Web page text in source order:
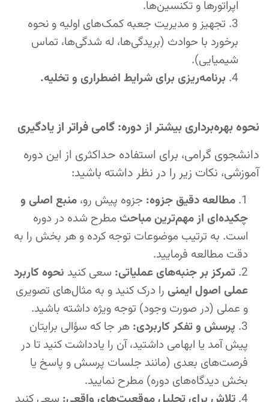
اپراتورها و تکنسین‌ها.
تجهیز و مدیریت جعبه کمک‌های اولیه و نحوه
برخورد با حوادث (بریدگی‌ها، له شدگی‌ها، تماس
شیمیایی).
برنامه‌ریزی برای شرایط اضطراری و تخلیه.
نحوه بهره‌برداری بیشتر از دوره: گامی فراتر از یادگیری
دانشجوی گرامی، برای استفاده حداکثری از این دوره
آموزشی، نکات زیر را در نظر داشته باشید:
مطالعه دقیق جزوه: جزوه پیش رو، منبع اصلی و
چکیده‌ای از مهم‌ترین مباحثمطرح شده در دوره
است. به ترتیب موضوعات توجه کرده و هر بخش را به
دقت مطالعه فرمایید.
تمرکز بر جنبه‌های عملیاتی: سعی کنید نحوه کاربرد
عملی اصول ایمنی را درک کنید و به مثال‌های تصویری
و عملی (در صورت وجود) توجه ویژه داشته باشید.
پرسش و تفکر کاربردی: هر جا که سؤالی برایتان
پیش آمد یا ابهامی داشتید، آن را یادداشت کنید تا در
فرصت‌های بعدی (مانند جلسات پرسش و پاسخ یا
بخش دیدگاه‌های دوره) مطرح نمایید.